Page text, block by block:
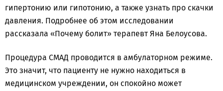
гипертонию или гипотонию, а также узнать про скачки
давления. Подробнее об этом исследовании
рассказала «Почему болит» терапевт Яна Белоусова.
Процедура СМАД проводится в амбулаторном режиме.
Это значит, что пациенту не нужно находиться в
медицинском учреждении, он спокойно может